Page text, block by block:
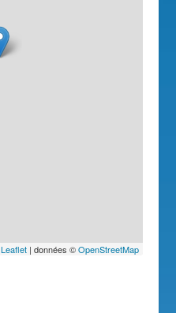
Leaflet| données ©OpenStreetMap